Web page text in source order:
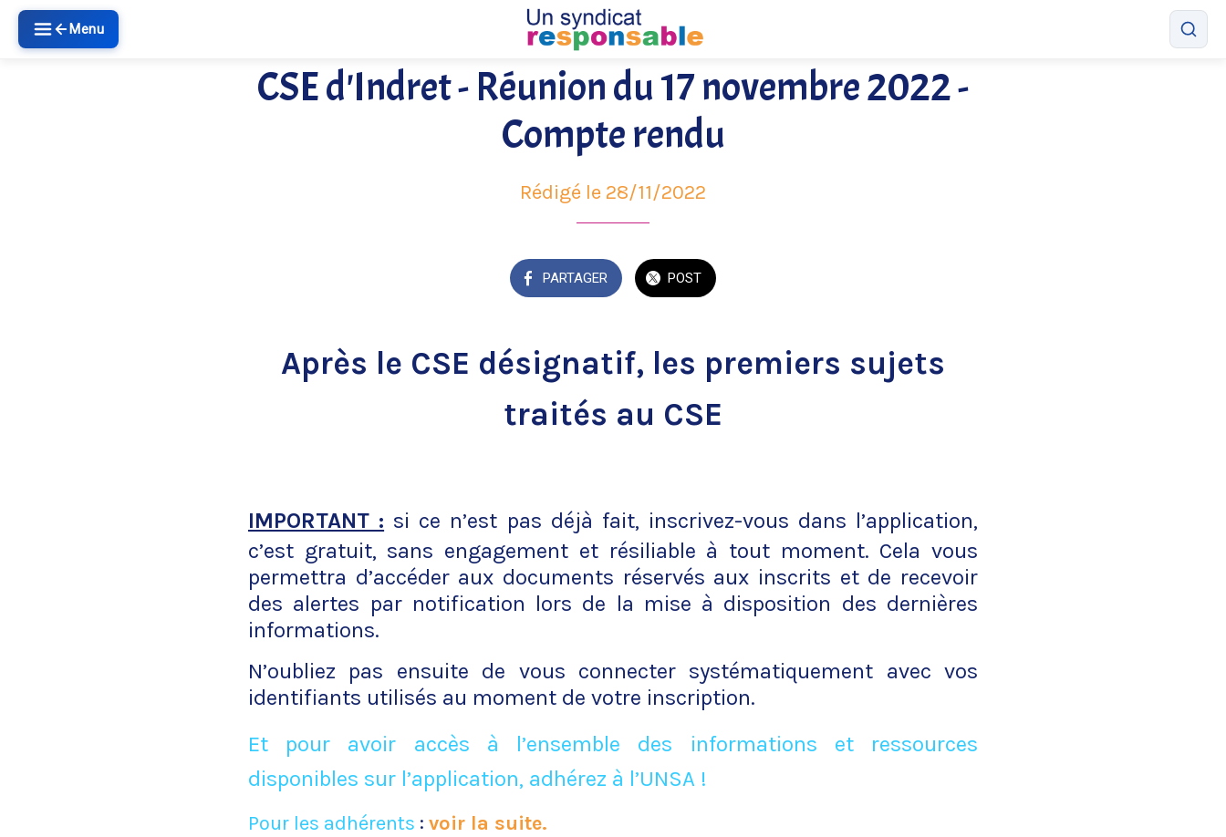
Menu
CSE d'Indret - Réunion du 17 novembre 2022 -
Compte rendu
Rédigé le 28/11/2022
PARTAGER POST
Après le CSE désignatif, les premiers sujets
traités au CSE
IMPORTANT : si ce n’est pas déjà fait, inscrivez-vous dans l’application,
c’est gratuit, sans engagement et résiliable à tout moment. Cela vous
permettra d’accéder aux documents réservés aux inscrits et de recevoir
des alertes par notification lors de la mise à disposition des dernières
informations.
N’oubliez pas ensuite de vous connecter systématiquement avec vos
identifiants utilisés au moment de votre inscription.
Et pour avoir accès à l’ensemble des informations et ressources
disponibles sur l’application, adhérez à l’UNSA !
Pour les adhérents : voir la suite.